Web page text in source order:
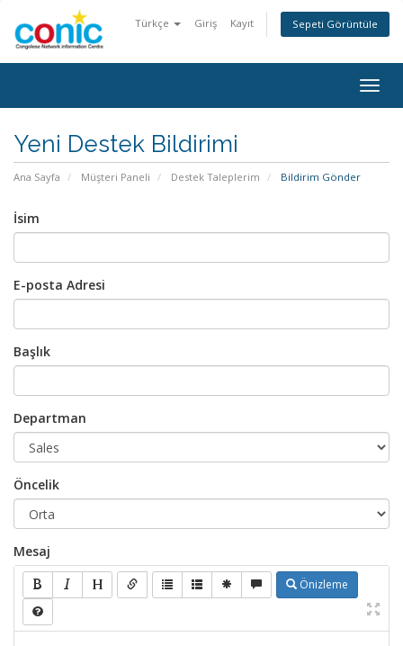
Türkçe Giriş Kayıt Sepeti Görüntüle
Yeni Destek Bildirimi
Ana Sayfa Müşteri Paneli Destek Taleplerim Bildirim Gönder
İsim
E-posta Adresi
Başlık
Departman
Öncelik
Mesaj
Önizleme